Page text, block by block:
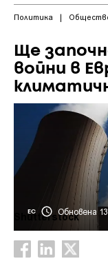
Политика |
Ще
войни в
ЕС Обновена
Shutterstock